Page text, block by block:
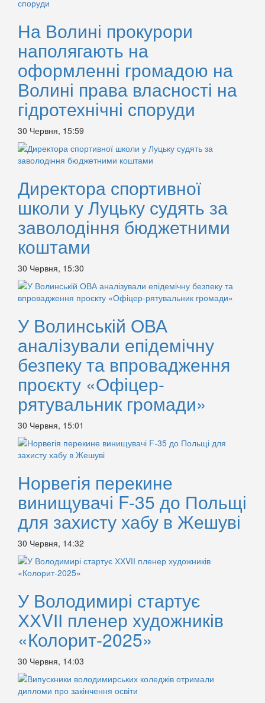
На Волині прокурори
наполягають на
оформленні громадою на
Волині права власності на
гідротехнічні споруди
30 Червня, 15:59
Директора спортивної
школи у Луцьку судять за
заволодіння бюджетними
коштами
30 Червня, 15:30
У Волинській ОВА
аналізували епідемічну
безпеку та впровадження
проєкту «Офіцер-
рятувальник громади»
30 Червня, 15:01
Норвегія перекине
винищувачі F-35 до Польщі
для захисту хабу в Жешуві
30 Червня, 14:32
У Володимирі стартує
ХХVІІ пленер художників
«Колорит-2025»
30 Червня, 14:03